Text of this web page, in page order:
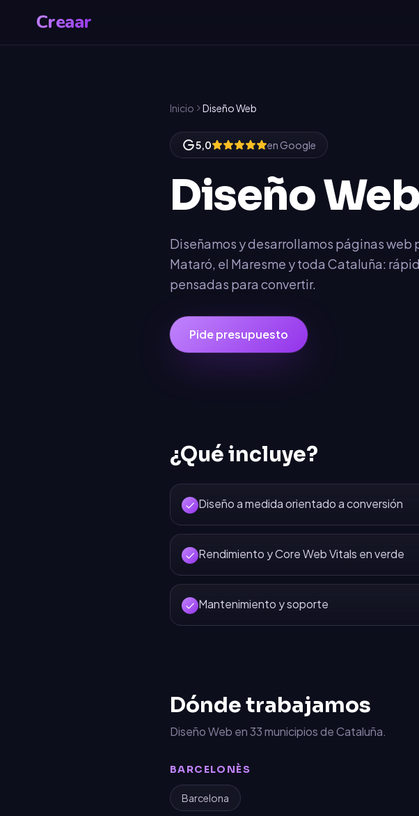
Creaar
Inicio Diseño Web
5,0 en Google
Diseño Web
Diseñamos y desarrollamos páginas
Mataró, el Maresme y toda Cataluña:
pensadas para convertir.
Pide presupuesto
¿Qué incluye?
Diseño a medida orientado a conversión
Rendimiento y Core Web Vitals en verde
Mantenimiento y soporte
Dónde trabajamos
Diseño Web en33municipios de Cataluña.
BARCELONÈS
Barcelona